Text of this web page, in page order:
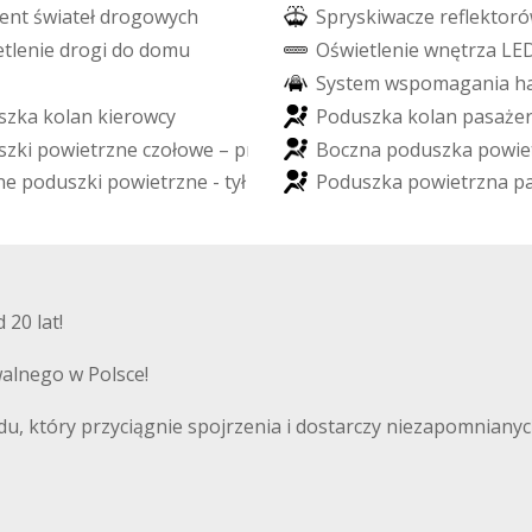
nt świateł drogowych Spryskiwacze refektoró
tlenie drogi do domu Oświetlenie wnętrza LE
System wspomagania h
zka kolan kierowcy Poduszka kolan pasażer
zki powietrzne czołowe – pr d Boczna poduszka powie
e poduszki powietrzne - tył Poduszka powietrzna p
20 lat!
w Polsce!
który przyciągnie spojrzenia i dostarczy